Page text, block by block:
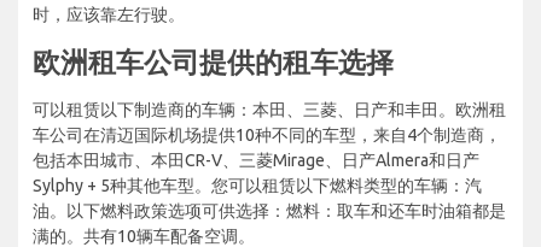
时，应该靠左行驶。
欧洲租车公司提供的租车选择
可以租赁以下制造商的车辆：本田、三菱、日产和丰田。欧洲租
车公司在清迈国际机场提供10种不同的车型，来自4个制造商，
包括本田城市、本田CR-V、三菱Mirage、日产Almera和日产
Sylphy + 5种其他车型。您可以租赁以下燃料类型的车辆：汽
油。以下燃料政策选项可供选择：燃料：取车和还车时油箱都是
满的。共有10辆车配备空调。